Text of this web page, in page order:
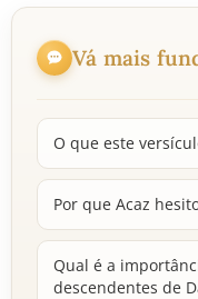
Vá mais
O que este
Por que Acaz
Qual é a
descendentes de